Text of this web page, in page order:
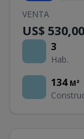
VENTA
US$
3
Hab.
134 M²